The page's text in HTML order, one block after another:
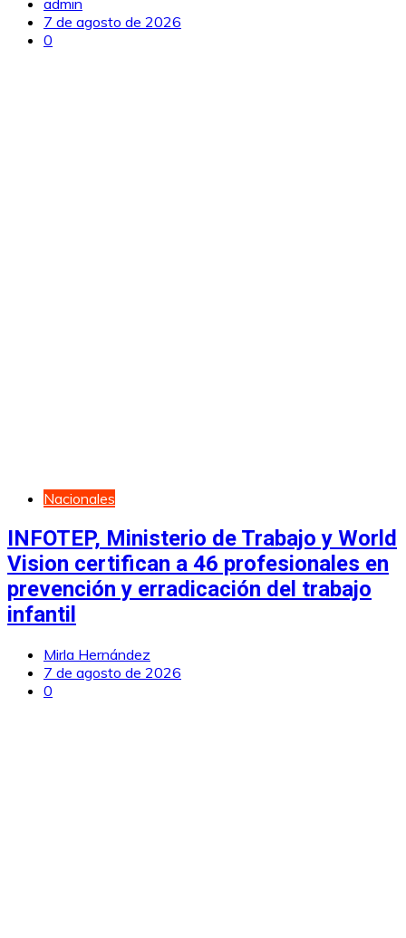
admin
7 de agosto de 2026
0
Nacionales
INFOTEP, Ministerio de Trabajo y World
Vision certifican a 46 profesionales en
prevención y erradicación del trabajo
infantil
Mirla Hernández
7 de agosto de 2026
0